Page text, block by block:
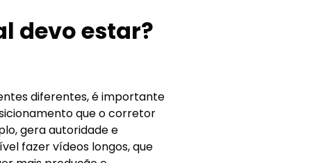
manter interessante
. Tem que
seguidores para ver se